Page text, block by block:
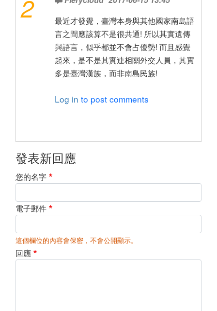
2
最近才發覺，臺灣本身與其他國家南島語
言之間應該算不是很共通! 所以其實遺傳
與語言，似乎都並不會占優勢! 而且感覺
起來，是不是其實連相關外交人員，其實
多是臺灣漢族，而非南島民族!
Log in to post comments
發表新回應
您的名字
電子郵件
這個欄位的內容會保密，不會公開顯示。
回應